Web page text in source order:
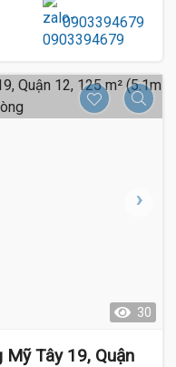
0903394679
30
Mỹ Tây 19, Quận